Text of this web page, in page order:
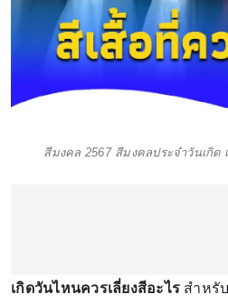
สีมงคล 2567 สีมงคลประจำวันเกิด
เกิดวันไหนควรเลี่ยงสีอะไร สำหรั